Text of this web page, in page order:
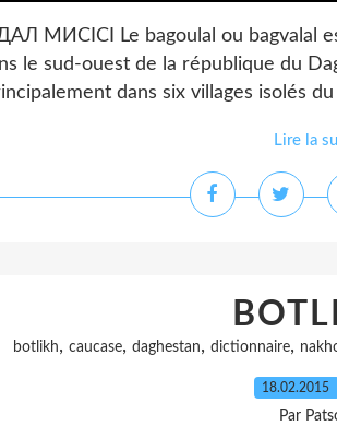
МИСӀСӀ Le bagoulal ou bagvalal
le sud-ouest de la république du
dans six villages isolés
Lire la
botlikh, caucase, daghestan, dictionnaire,
18.02.2015
Par